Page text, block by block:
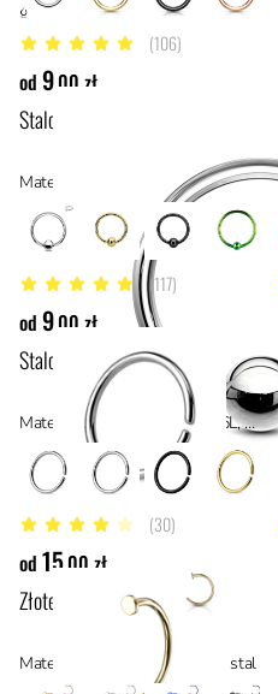
4.5 z 5 gwiazdek (106)
od 9,00 zł
Stalowe kółko zamykane kulką
Materiał: stal chirurgiczna 316L, stal
4.7 z 5 gwiazdek (117)
od 9,00 zł
Stalowe rozginane kółko
Materiał: stal chirurgiczna 316L, stal
4.4 z 5 gwiazdek (30)
od 15,00 zł
Złote kółko do nosa
Materiał: stal z powłoką PVD, stal